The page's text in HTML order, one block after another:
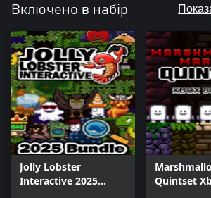
Включено в набір
Jolly Lobster
Interactive 2025
Quintset